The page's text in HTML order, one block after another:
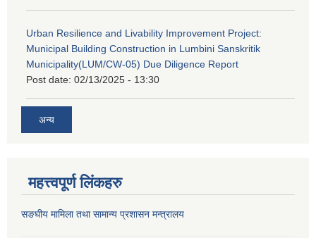
Urban Resilience and Livability Improvement Project:
Municipal Building Construction in Lumbini Sanskritik
Municipality(LUM/CW-05) Due Diligence Report
Post date: 02/13/2025 - 13:30
अन्य
महत्त्वपूर्ण लिंकहरु
सङघीय मामिला तथा सामान्य प्रशासन मन्‍त्रालय